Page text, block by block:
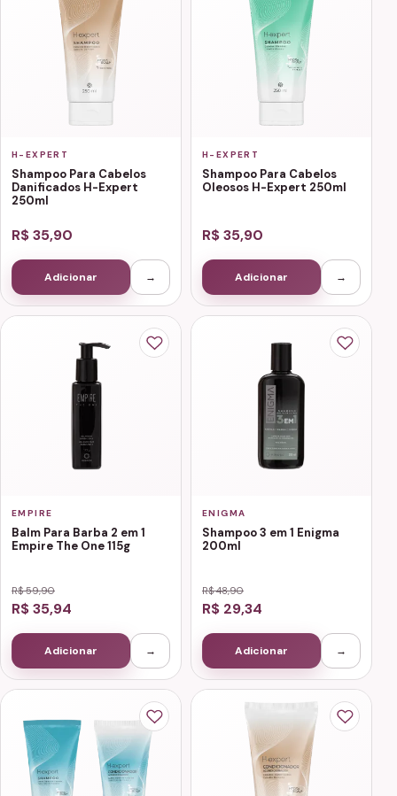
H-EXPERT
Shampoo Para Cabelos
Danificados H-Expert
250ml
R$ 35,90
Adicionar →
H-EXPERT
Shampoo Para Cabelos
Oleosos H-Expert 250ml
R$ 35,90
Adicionar →
EMPIRE
Balm Para Barba 2 em 1
Empire The One 115g
R$ 59,90
R$ 35,94
Adicionar →
ENIGMA
Shampoo 3 em 1 Enigma
200ml
R$ 48,90
R$ 29,34
Adicionar →